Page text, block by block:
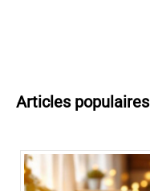
Articles populaires